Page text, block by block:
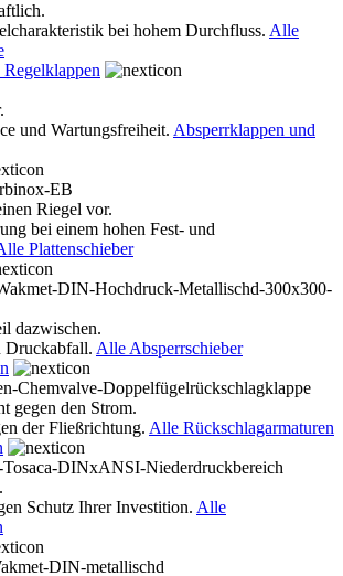
bei hohem Durchfluss. Alle
und Wartungsfreiheit. Absperrklappen und
Riegel vor.
bei einem hohen Fest- und
Plattenschieber
dazwischen.
Druckabfall. Alle Absperrschieber
gegen den Strom.
der Fließrichtung. Alle Rückschlagarmaturen
Schutz Ihrer Investition. Alle